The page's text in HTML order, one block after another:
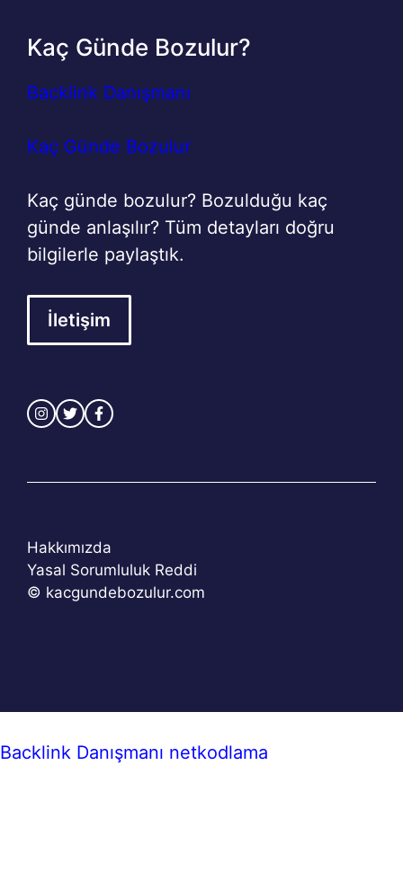
Kaç Günde Bozulur?
Backlink Danışmanı
Kaç Günde Bozulur
Kaç günde bozulur? Bozulduğu kaç
günde anlaşılır? Tüm detayları doğru
bilgilerle paylaştık.
İletişim
© kacgundebozulur.com
Hakkımızda
Yasal Sorumluluk Reddi
Backlink Danışmanı netkodlama